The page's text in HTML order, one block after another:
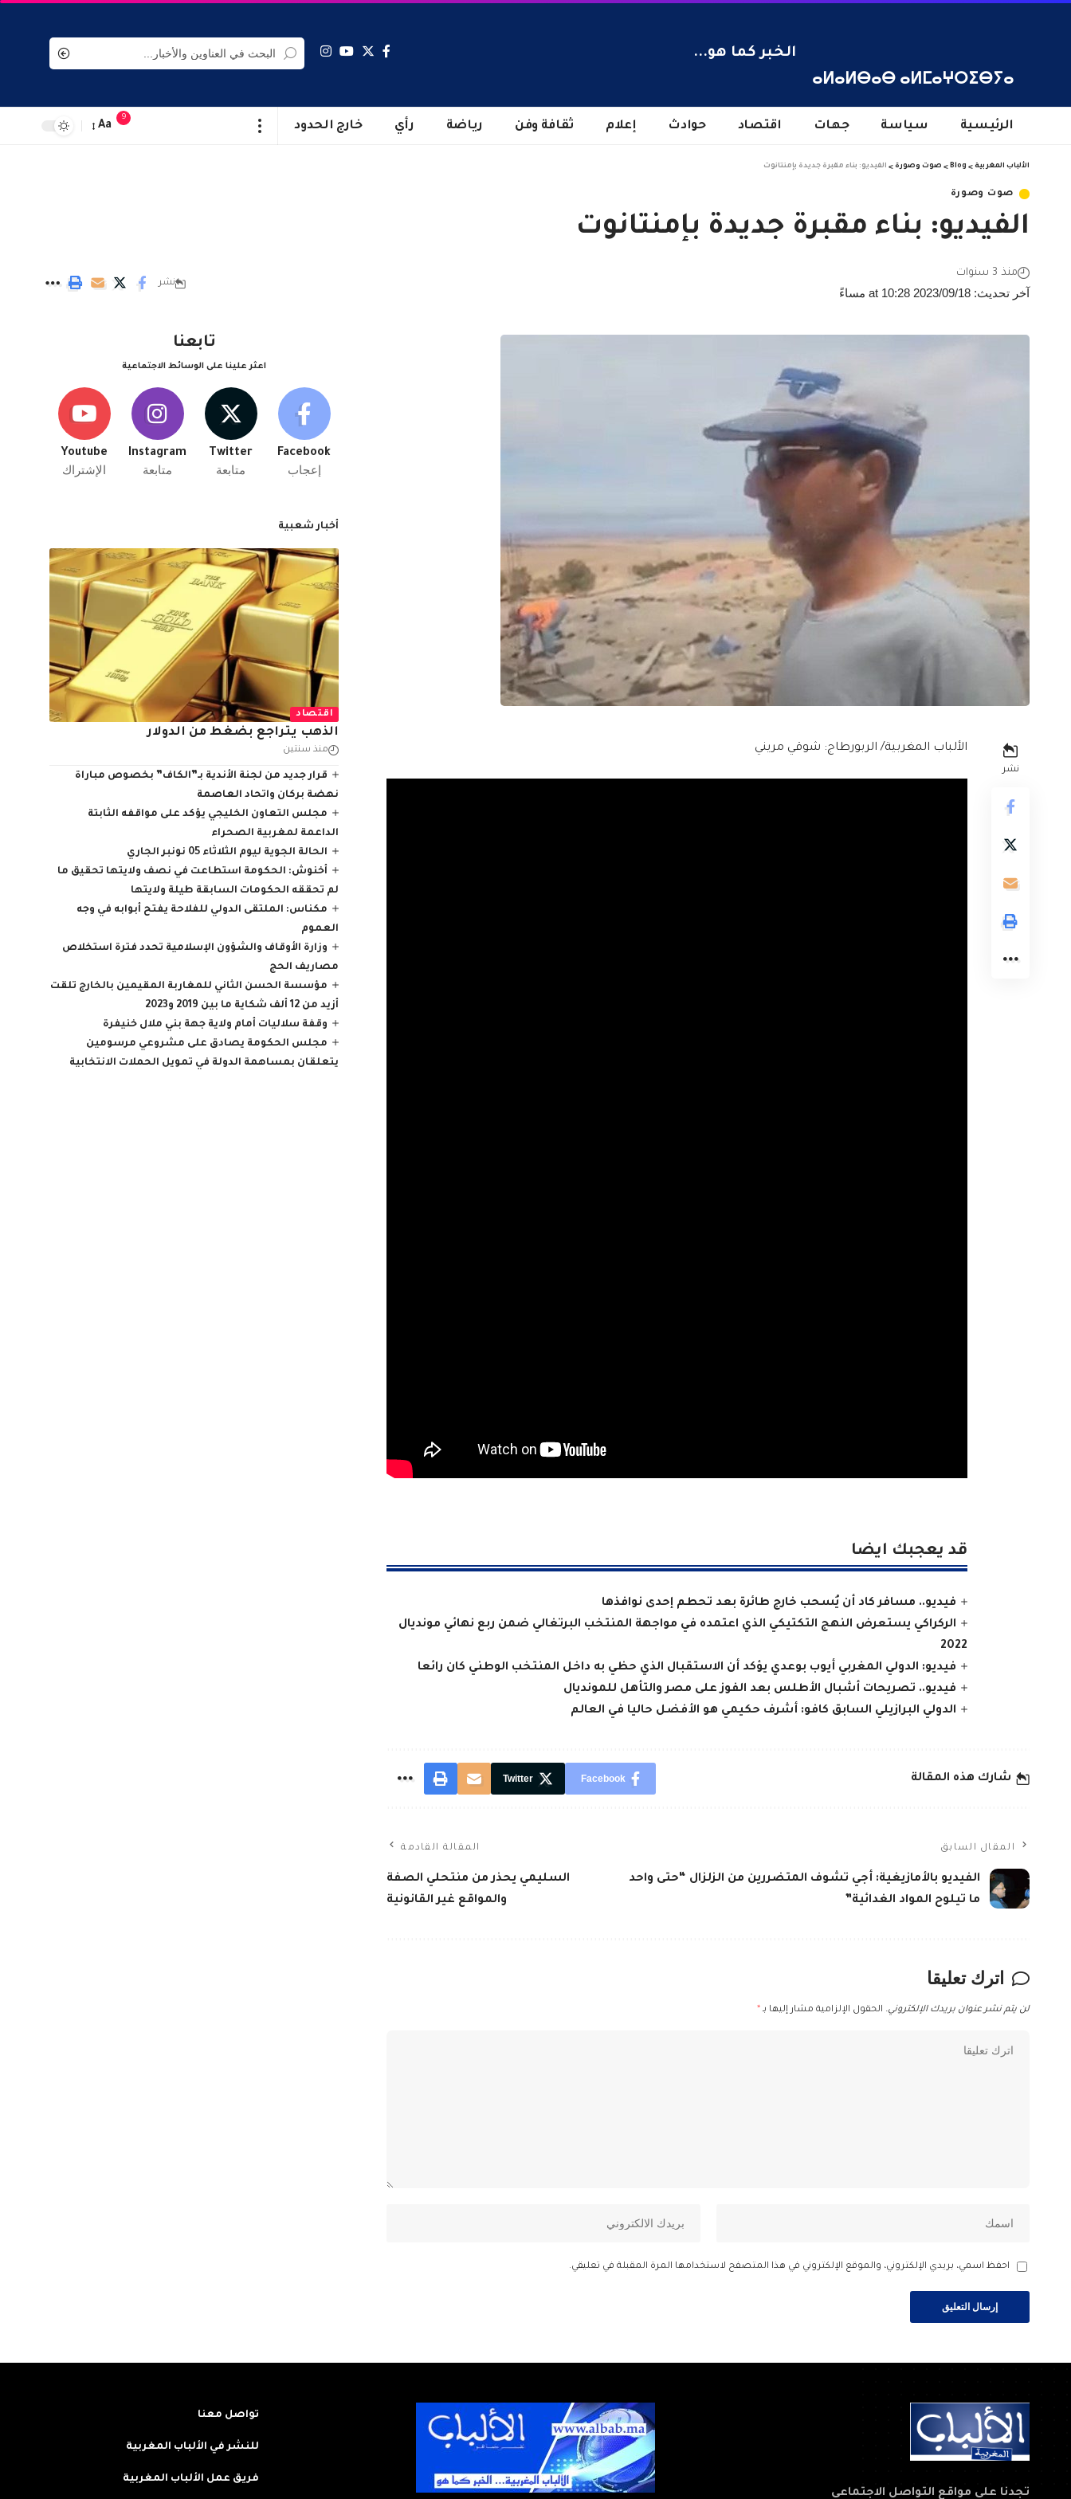
ⴰⵍⴰⵍⴱⴰⴱ ⴰⵍⵎⴰⵖⵔⵉⴱⵢⴰ
الخبر كما هو...
الرئيسية سياسة جهات اقتصاد حوادث إعلام ثقافة وفن رياضة رأي خارج الحدود
9
Aa
الألباب المغربية >
Blog
> صوت وصورة > الفيديو: بناء مقبرة جديدة بإمنتانوت
صوت وصورة
الفيديو: بناء مقبرة جديدة بإمنتانوت
آخر تحديث: 2023/09/18 at 10:28 مساءً
منذ 3 سنوات
نشر
نشر
الألباب المغربية/ الربورطاج: شوقي مريني
قد يعجبك ايضا
فيديو.. مسافر كاد أن يُسحب خارج طائرة بعد تحطم إحدى نوافذها
الركراكي يستعرض النهج التكتيكي الذي اعتمده في مواجهة المنتخب البرتغالي ضمن ربع نهائي مونديال
2022
فيديو: الدولي المغربي أيوب بوعدي يؤكد أن الاستقبال الذي حظي به داخل المنتخب الوطني كان رائعا
فيديو.. تصريحات أشبال الأطلس بعد الفوز على مصر والتأهل للمونديال
الدولي البرازيلي السابق كافو: أشرف حكيمي هو الأفضل حاليا في العالم
شارك هذه المقالة Facebook
Twitter
المقال السابق
الفيديو بالأمازيغية: أجي تشوف المتضررين من الزلزال “حتى واحد
ما تيلوح المواد الغدائية”
المقالة القادمة
السليمي يحذر من منتحلي الصفة
والمواقع غير القانونية
اترك تعليقا
لن يتم نشر عنوان بريدك الإلكتروني. الحقول الإلزامية مشار إليها بـ *
احفظ اسمي، بريدي الإلكتروني، والموقع الإلكتروني في هذا المتصفح لاستخدامها المرة المقبلة في تعليقي.
تابعنا
اعثر علينا على الوسائط الاجتماعية
Facebook
إعجاب
Twitter
متابعة
Instagram
متابعة
Youtube
الإشتراك
أخبار شعبية
اقتصاد
الذهب يتراجع بضغط من الدولار
منذ سنتين
قرار جديد من لجنة الأندية بـ”الكاف” بخصوص مباراة
نهضة بركان واتحاد العاصمة
مجلس التعاون الخليجي يؤكد على مواقفه الثابتة
الداعمة لمغربية الصحراء
الحالة الجوية ليوم الثلاثاء 05 نونبر الجاري
أخنوش: الحكومة استطاعت في نصف ولايتها تحقيق ما
لم تحققه الحكومات السابقة طيلة ولايتها
مكناس: الملتقى الدولي للفلاحة يفتح أبوابه في وجه
العموم
وزارة الأوقاف والشؤون الإسلامية تحدد فترة استخلاص
مصاريف الحج
مؤسسة الحسن الثاني للمغاربة المقيمين بالخارج تلقت
أزيد من 12 ألف شكاية ما بين 2019 و2023
وقفة سلاليات أمام ولاية جهة بني ملال خنيفرة
مجلس الحكومة يصادق على مشروعي مرسومين
يتعلقان بمساهمة الدولة في تمويل الحملات الانتخابية
تجدنا على مواقع التواصل الاجتماعي
تواصل معنا
للنشر في الألباب المغربية
فريق عمل الألباب المغربية